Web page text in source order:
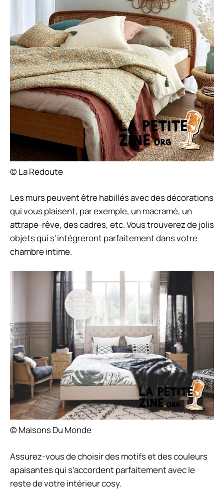
© La Redoute
Les murs peuvent être habillés avec des décorations
qui vous plaisent, par exemple, un macramé, un
attrape-rêve, des cadres, etc. Vous trouverez de jolis
objets qui s’intégreront parfaitement dans votre
chambre intime.
© Maisons Du Monde
Assurez-vous de choisir des motifs et des couleurs
apaisantes qui s’accordent parfaitement avec le
reste de votre intérieur cosy.